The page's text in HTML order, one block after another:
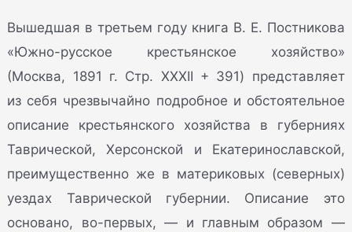
Вышедшая в третьем году книга В. Е. Постникова
«Южно-русское крестьянское хозяйство»
(Москва, 1891 г. Стр. XXXII + 391) представляет
из себя чрезвычайно подробное и обстоятельное
описание крестьянского хозяйства в губерниях
Таврической, Херсонской и Екатеринославской,
преимущественно же в материковых (северных)
уездах Таврической губернии. Описание это
основано, во-первых, — и главным образом —